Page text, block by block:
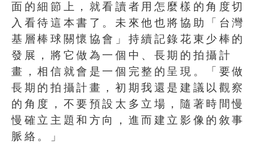
面的細節上，就看讀者用怎麼樣的角度切
入看待這本書了。未來他也將協助「台灣
基層棒球關懷協會」持續記錄花東少棒的
發展，將它做為一個中、長期的拍攝計
畫，相信就會是一個完整的呈現。「要做
長期的拍攝計畫，初期我還是建議以觀察
的角度，不要預設太多立場，隨著時間慢
慢確立主題和方向，進而建立影像的敘事
脈絡。」